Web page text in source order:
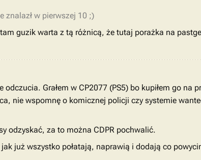
znalazł w pierwszej 10 ;)
guzik warta z tą różnicą, że tutaj porażka na
Grałem w CP2077 (PS5) bo kupiłem go na
nie wspomnę o komicznej policji czy systemie
odzyskać, za to można CDPR pochwalić.
już wszystko połatają, naprawią i dodają co